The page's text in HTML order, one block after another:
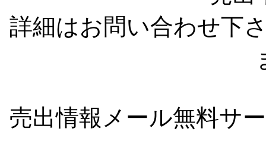
詳細はお問い合わせ下
売出情報メール無料サ